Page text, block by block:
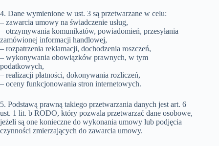
4. Dane wymienione w ust. 3 są przetwarzane w celu:
– zawarcia umowy na świadczenie usług,
– otrzymywania komunikatów, powiadomień, przesyłania
zamówionej informacji handlowej,
– rozpatrzenia reklamacji, dochodzenia roszczeń,
– wykonywania obowiązków prawnych, w tym
podatkowych,
– realizacji płatności, dokonywania rozliczeń,
– oceny funkcjonowania stron internetowych.
5. Podstawą prawną takiego przetwarzania danych jest art. 6
ust. 1 lit. b RODO, który pozwala przetwarzać dane osobowe,
jeżeli są one konieczne do wykonania umowy lub podjęcia
czynności zmierzających do zawarcia umowy.